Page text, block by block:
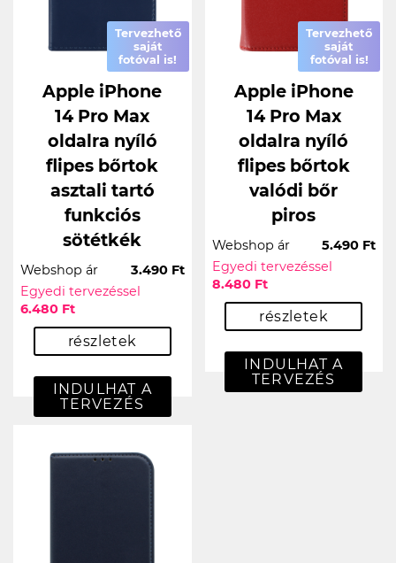
Tervezhető
saját
fotóval is!
Apple iPhone
14 Pro Max
oldalra nyíló
flipes bőrtok
asztali tartó
funkciós
sötétkék
Webshop ár
3.490 Ft
Egyedi tervezéssel
6.480 Ft
részletek
INDULHAT A
TERVEZÉS
Tervezhető
saját
fotóval is!
Apple iPhone
14 Pro Max
oldalra nyíló
flipes bőrtok
valódi bőr
piros
Webshop ár
5.490 Ft
Egyedi tervezéssel
8.480 Ft
részletek
INDULHAT A
TERVEZÉS